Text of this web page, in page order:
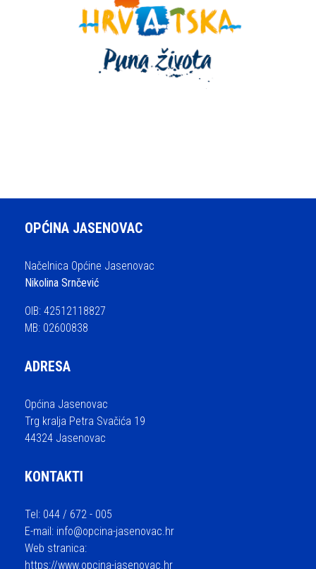
OPĆINA JASENOVAC
Načelnica Općine Jasenovac
Nikolina Srnčević
OIB: 42512118827
MB: 02600838
ADRESA
Općina Jasenovac
Trg kralja Petra Svačića 19
44324 Jasenovac
KONTAKTI
Tel: 044 / 672 - 005
E-mail: info@opcina-jasenovac.hr
Web stranica:
https://www.opcina-jasenovac.hr